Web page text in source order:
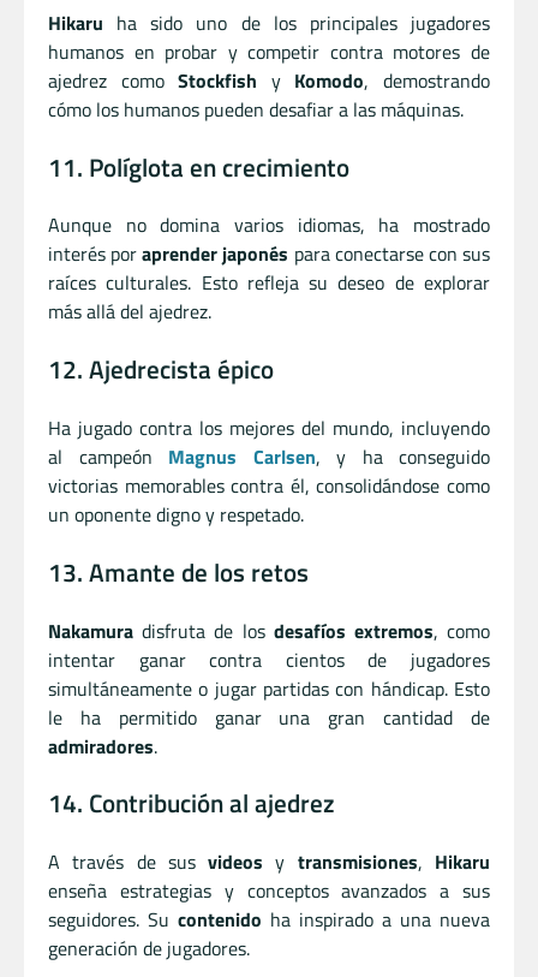
Hikaru ha sido uno de los principales jugadores
humanos en probar y competir contra motores de
ajedrez comoStockfish y Komodo, demostrando
cómo los humanos pueden desafiar a las máquinas.
11. Políglota en crecimiento
Aunque no domina varios idiomas, ha mostrado
interés poraprender japonés para conectarse con sus
raíces culturales. Esto refleja su deseo de explorar
más allá del ajedrez.
12. Ajedrecista épico
Ha jugado contra los mejores del mundo, incluyendo
al campeón Magnus Carlsen, y ha conseguido
victorias memorables contra él, consolidándose como
un oponente digno y respetado.
13. Amante de los retos
Nakamura disfruta de los desafíos extremos, como
intentar ganar contra cientos de jugadores
simultáneamente o jugar partidas con hándicap. Esto
le ha permitido ganar una gran cantidad de
admiradores.
14. Contribución al ajedrez
A través de susvideos y transmisiones, Hikaru
enseña estrategias y conceptos avanzados a sus
seguidores. Su contenido ha inspirado a una nueva
generación de jugadores.